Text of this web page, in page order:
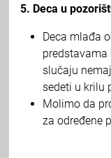
5. Deca u
Deca mlađa
predstavama
slučaju
sedeti u krilu
Molimo da
za određene